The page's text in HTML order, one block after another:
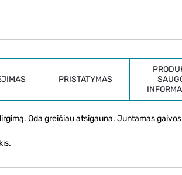
PRISTATYMAS
Oda greičiau atsigauna. Juntamas